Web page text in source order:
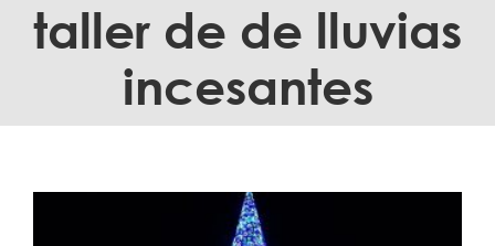
taller de de lluvias
incesantes